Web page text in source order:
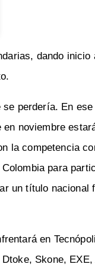
dando
perdería. En
en noviembre
la competencia
para
un título nacional
en
Skone,